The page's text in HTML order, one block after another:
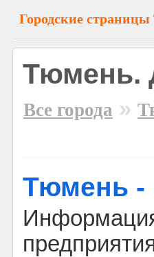
Городские
Тюмень.
Все города »
Тюмень -